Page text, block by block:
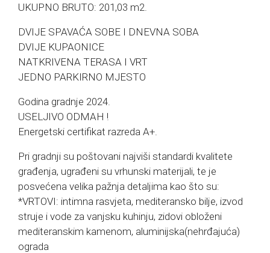
UKUPNO BRUTO: 201,03 m2.
DVIJE SPAVAĆA SOBE I DNEVNA SOBA
DVIJE KUPAONICE
NATKRIVENA TERASA I VRT
JEDNO PARKIRNO MJESTO
Godina gradnje 2024.
USELJIVO ODMAH !
Energetski certifikat razreda A+.
Pri gradnji su poštovani najviši standardi kvalitete
građenja, ugrađeni su vrhunski materijali, te je
posvećena velika pažnja detaljima kao što su:
*VRTOVI: intimna rasvjeta, mediteransko bilje, izvod
struje i vode za vanjsku kuhinju, zidovi obloženi
mediteranskim kamenom, aluminijska(nehrđajuća)
ograda